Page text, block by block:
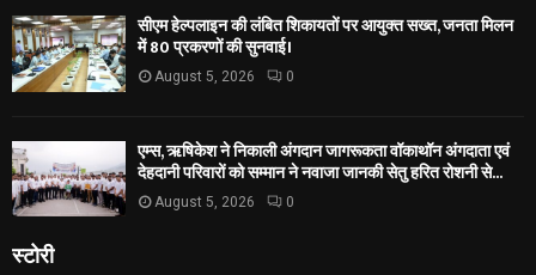
सीएम हेल्पलाइन की लंबित शिकायतों पर आयुक्त सख्त, जनता मिलन
में 80 प्रकरणों की सुनवाई।
August 5, 2026 0
एम्स, ऋषिकेश ने निकाली अंगदान जागरूकता वॉकाथॉन अंगदाता एवं
देहदानी परिवारों को सम्मान ने नवाजा जानकी सेतु हरित रोशनी से...
August 5, 2026 0
स्टोरी